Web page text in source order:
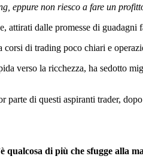
eppure non riesco a fare un
attirati dalle promesse di
di trading poco chiari e
verso la ricchezza, ha sedotto
parte di questi aspiranti trader,
qualcosa di più che sfugge alla